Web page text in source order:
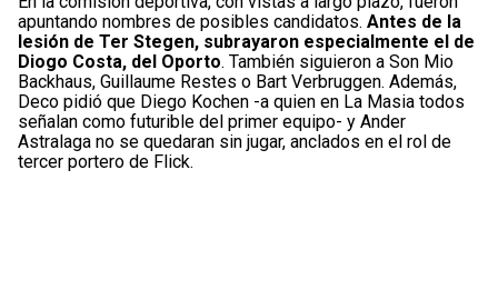
apuntando nombres de posibles candidatos. Antes de la
lesión de Ter Stegen, subrayaron especialmente el de
Diogo Costa, del Oporto. También siguieron a Son Mio
Backhaus, Guillaume Restes o Bart Verbruggen. Además,
Deco pidió que Diego Kochen -a quien en La Masia todos
señalan como futurible del primer equipo- y Ander
Astralaga no se quedaran sin jugar, anclados en el rol de
tercer portero de Flick.